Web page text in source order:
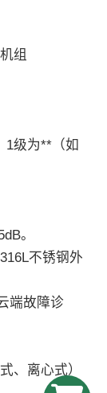
组
1级为**（如
。
不锈钢外
端故障诊
、离心式）